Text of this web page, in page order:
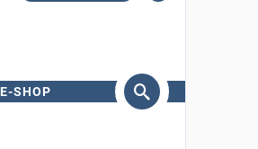
E-SHOP